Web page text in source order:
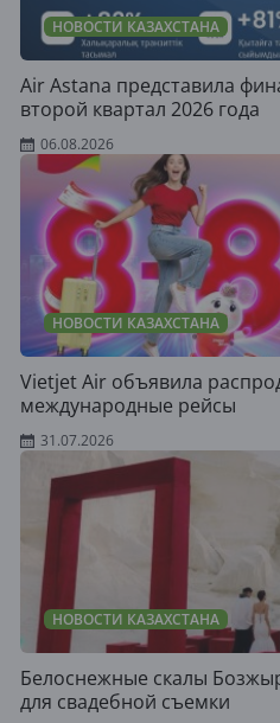
НОВОСТИ КАЗАХСТАНА
Air Astana представила
второй квартал 2026 года
06.08.2026
НОВОСТИ КАЗАХСТАНА
Vietjet Air объявила
международные рейсы
31.07.2026
НОВОСТИ КАЗАХСТАНА
Белоснежные скалы
для свадебной съемки